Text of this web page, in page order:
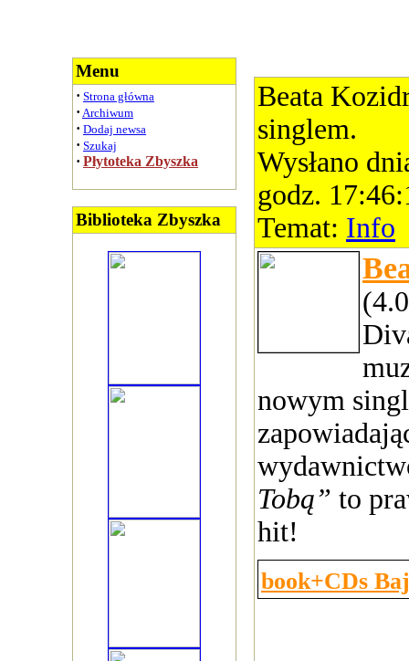
Menu
· Strona główna
· Archiwum
· Dodaj newsa
· Szukaj
· Płytoteka Zbyszka
Biblioteka Zbyszka
Beata
singlem.
Wysłano
godz.
Temat: Info
nowym
Tobą” to
hit!
book+CDs